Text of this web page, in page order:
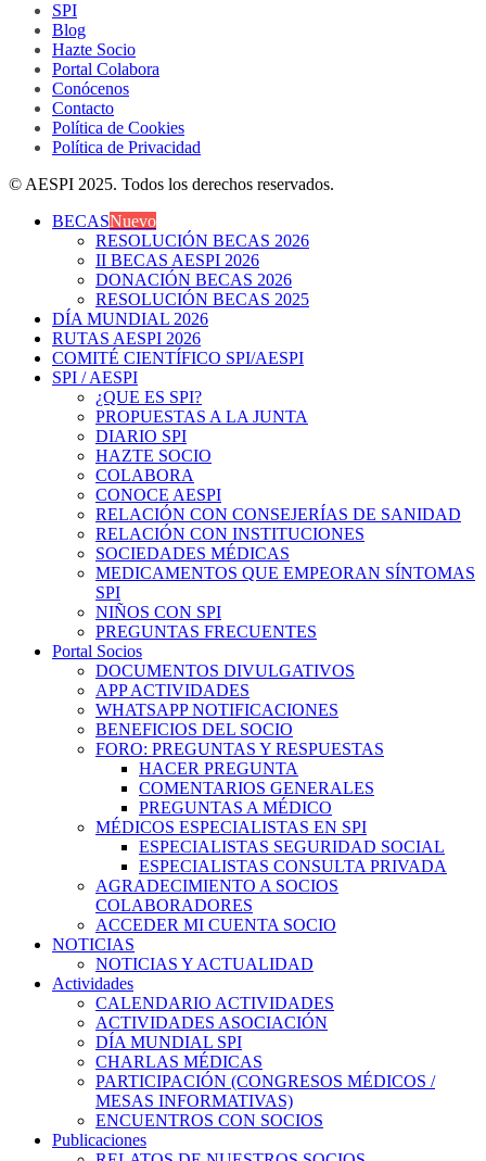
SPI
Blog
Hazte Socio
Portal Colabora
Conócenos
Contacto
Política de Cookies
Política de Privacidad
© AESPI 2025. Todos los derechos reservados.
BECASNuevo
RESOLUCIÓN BECAS 2026
II BECAS AESPI 2026
DONACIÓN BECAS 2026
RESOLUCIÓN BECAS 2025
DÍA MUNDIAL 2026
RUTAS AESPI 2026
COMITÉ CIENTÍFICO SPI/AESPI
SPI / AESPI
¿QUE ES SPI?
PROPUESTAS A LA JUNTA
DIARIO SPI
HAZTE SOCIO
COLABORA
CONOCE AESPI
RELACIÓN CON CONSEJERÍAS DE SANIDAD
RELACIÓN CON INSTITUCIONES
SOCIEDADES MÉDICAS
MEDICAMENTOS QUE EMPEORAN SÍNTOMAS
SPI
NIÑOS CON SPI
PREGUNTAS FRECUENTES
Portal Socios
DOCUMENTOS DIVULGATIVOS
APP ACTIVIDADES
WHATSAPP NOTIFICACIONES
BENEFICIOS DEL SOCIO
FORO: PREGUNTAS Y RESPUESTAS
HACER PREGUNTA
COMENTARIOS GENERALES
PREGUNTAS A MÉDICO
MÉDICOS ESPECIALISTAS EN SPI
ESPECIALISTAS SEGURIDAD SOCIAL
ESPECIALISTAS CONSULTA PRIVADA
AGRADECIMIENTO A SOCIOS
COLABORADORES
ACCEDER MI CUENTA SOCIO
NOTICIAS
NOTICIAS Y ACTUALIDAD
Actividades
CALENDARIO ACTIVIDADES
ACTIVIDADES ASOCIACIÓN
DÍA MUNDIAL SPI
CHARLAS MÉDICAS
PARTICIPACIÓN (CONGRESOS MÉDICOS /
MESAS INFORMATIVAS)
ENCUENTROS CON SOCIOS
Publicaciones